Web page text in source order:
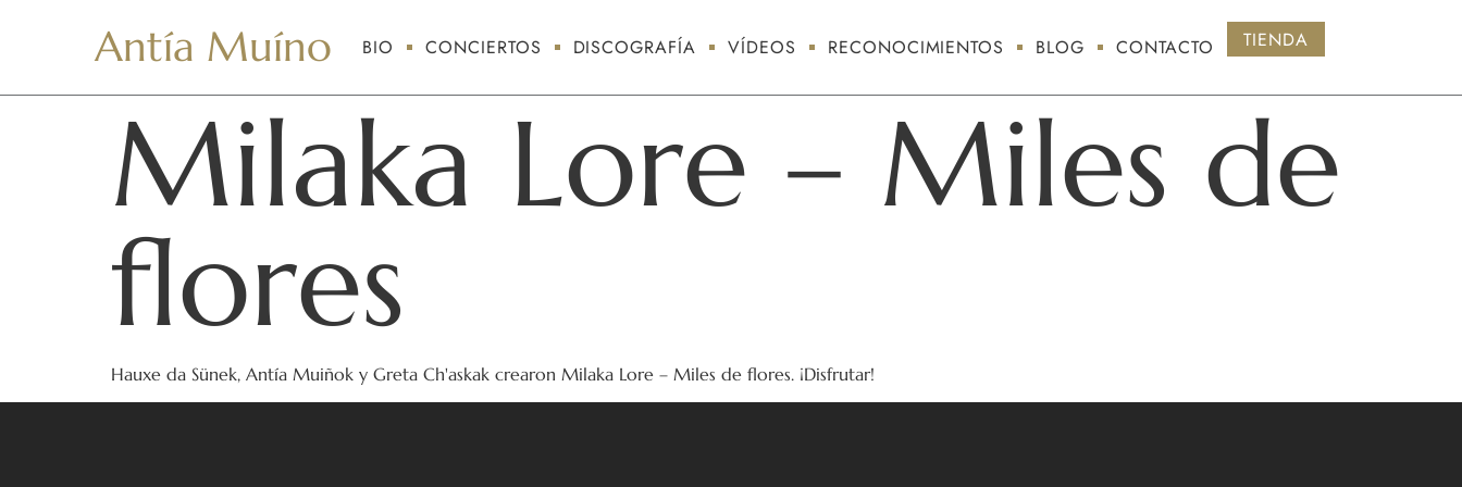
Antía Muíno BIO CONCIERTOS DISCOGRAFÍA VÍDEOS RECONOCIMIENTOS BLOG CONTACTO TIENDA
Milaka Lore – Miles de
flores
Hauxe da Sünek, Antía Muiñok y Greta Ch'askak crearon Milaka Lore – Miles de flores. ¡Disfrutar!